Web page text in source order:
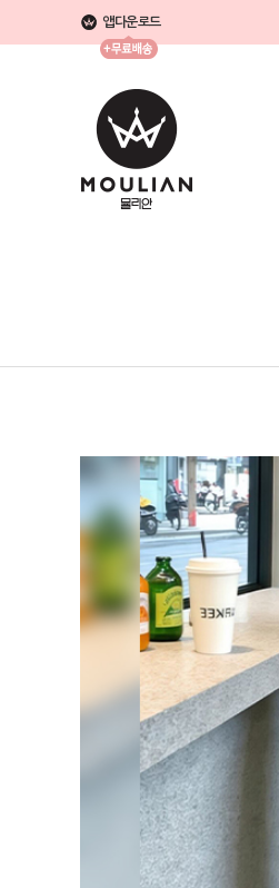
앱다운로드